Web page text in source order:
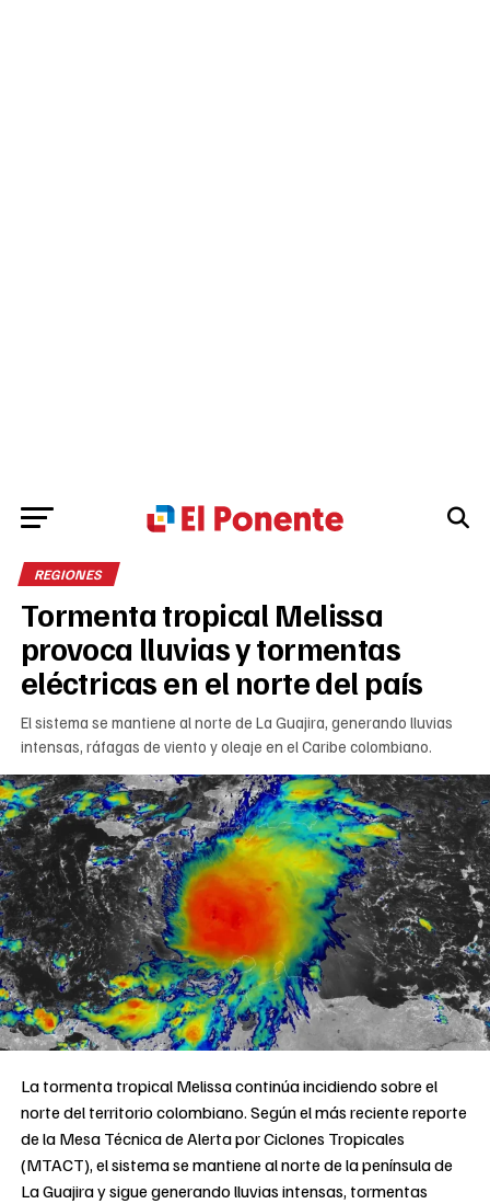
REGIONES
Tormenta tropical Melissa
provoca lluvias y tormentas
eléctricas en el norte del país
El sistema se mantiene al norte de La Guajira, generando lluvias
intensas, ráfagas de viento y oleaje en el Caribe colombiano.
La tormenta tropical Melissa continúa incidiendo sobre el
norte del territorio colombiano. Según el más reciente reporte
de la Mesa Técnica de Alerta por Ciclones Tropicales
(MTACT), el sistema se mantiene al norte de la península de
La Guajira y sigue generando lluvias intensas, tormentas